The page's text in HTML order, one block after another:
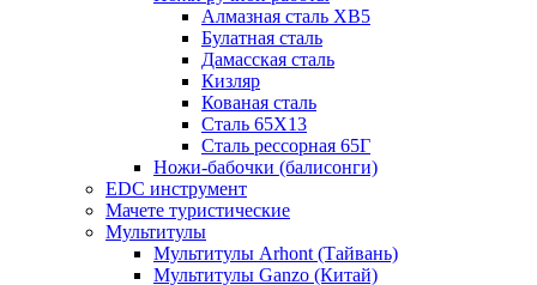
Алмазная сталь ХВ5
Булатная сталь
Дамасская сталь
Кизляр
Кованая сталь
Сталь 65Х13
Сталь рессорная 65Г
Ножи-бабочки (балисонги)
EDC инструмент
Мачете туристические
Мультитулы
Мультитулы Arhont (Тайвань)
Мультитулы Ganzo (Китай)